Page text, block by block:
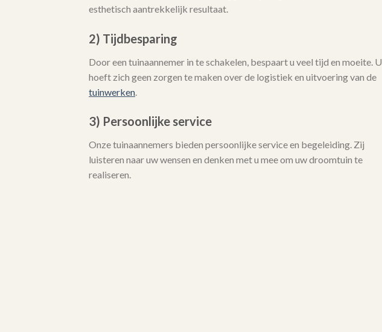
esthetisch aantrekkelijk resultaat.
2) Tijdbesparing
Door een tuinaannemer in te schakelen, bespaart u veel tijd en moeite. U
hoeft zich geen zorgen te maken over de logistiek en uitvoering van de
tuinwerken
3) Persoonlijke service
Onze tuinaannemers bieden persoonlijke service en begeleiding. Zij
luisteren naar uw wensen en denken met u mee om uw droomtuin te
realiseren.